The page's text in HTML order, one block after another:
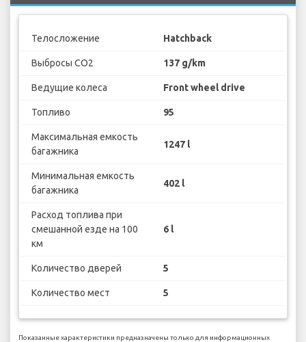
Телосложение Hatchback
Выбросы CO2 137 g/km
Ведущие колеса Front wheel drive
Топливо 95
Максимальная емкость
багажника
1247 l
Минимальная емкость
багажника
402 l
Расход топлива при
смешанной езде на 100
км
6 l
Количество дверей 5
Количество мест 5
Показанные характеристики предназначены только для информационных